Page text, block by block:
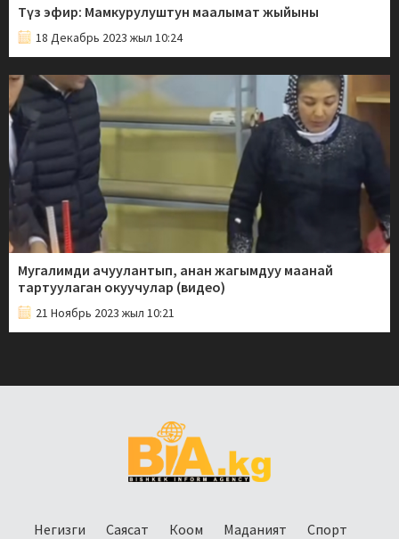
Түз эфир: Мамкурулуштун маалымат жыйыны
18 Декабрь 2023 жыл 10:24
Мугалимди ачуулантып, анан жагымдуу маанай
тартуулаган окуучулар (видео)
21 Ноябрь 2023 жыл 10:21
Негизги Саясат Коом Маданият Спорт